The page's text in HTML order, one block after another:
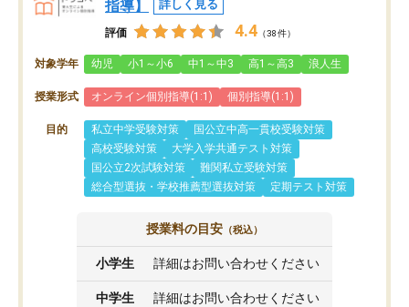
指導】
詳しく見る
評価 4.4 （38件）
対象学年 幼児 小1～小6 中1～中3 高1～高3 浪人生
授業形式 オンライン個別指導(1:1) 個別指導(1:1)
目的 私立中学受験対策
国公立中高一貫校受験対策
高校受験対策
大学入学共通テスト対策
国公立2次試験対策
難関私立受験対策
総合型選抜・学校推薦型選抜対策
定期テスト対策
授業料の目安 （税込）
小学生 詳細はお問い合わせください
中学生 詳細はお問い合わせください